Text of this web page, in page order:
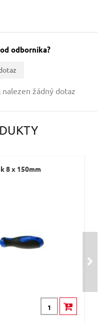
odborníka?
žádný dotaz
8 x 150mm